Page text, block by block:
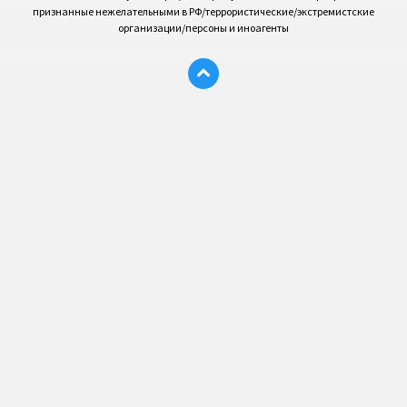
признанные нежелательными в РФ/террористические/экстремистские
организации/персоны и иноагенты